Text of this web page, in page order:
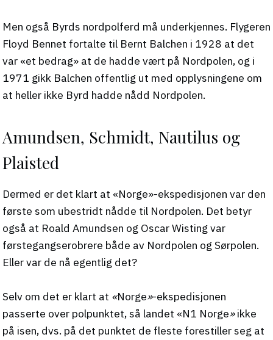
Men også Byrds nordpolferd må underkjennes. Flygeren
Floyd Bennet fortalte til Bernt Balchen i 1928 at det
var «et bedrag» at de hadde vært på Nordpolen, og i
1971 gikk Balchen offentlig ut med opplysningene om
at heller ikke Byrd hadde nådd Nordpolen.
Amundsen, Schmidt, Nautilus og
Plaisted
Dermed er det klart at «Norge»-ekspedisjonen var den
første som ubestridt nådde til Nordpolen. Det betyr
også at Roald Amundsen og Oscar Wisting var
førstegangserobrere både av Nordpolen og Sørpolen.
Eller var de nå egentlig det?
Selv om det er klart at «Norge»-ekspedisjonen
passerte over polpunktet, så landet «N1 Norge»ikke
på isen, dvs. på det punktet de fleste forestiller seg at